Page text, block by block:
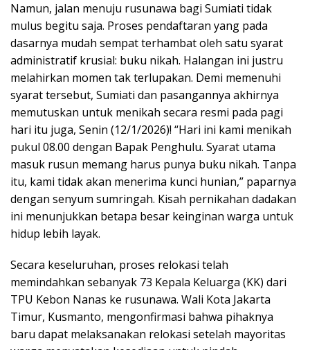
Namun, jalan menuju rusunawa bagi Sumiati tidak
mulus begitu saja. Proses pendaftaran yang pada
dasarnya mudah sempat terhambat oleh satu syarat
administratif krusial: buku nikah. Halangan ini justru
melahirkan momen tak terlupakan. Demi memenuhi
syarat tersebut, Sumiati dan pasangannya akhirnya
memutuskan untuk menikah secara resmi pada pagi
hari itu juga, Senin (12/1/2026)! “Hari ini kami menikah
pukul 08.00 dengan Bapak Penghulu. Syarat utama
masuk rusun memang harus punya buku nikah. Tanpa
itu, kami tidak akan menerima kunci hunian,” paparnya
dengan senyum sumringah. Kisah pernikahan dadakan
ini menunjukkan betapa besar keinginan warga untuk
hidup lebih layak.
Secara keseluruhan, proses relokasi telah
memindahkan sebanyak 73 Kepala Keluarga (KK) dari
TPU Kebon Nanas ke rusunawa. Wali Kota Jakarta
Timur, Kusmanto, mengonfirmasi bahwa pihaknya
baru dapat melaksanakan relokasi setelah mayoritas